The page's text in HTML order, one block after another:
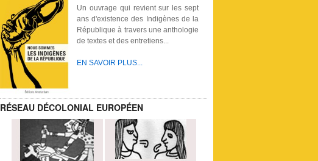
Un ouvrage qui revient sur les sept
ans d'existence des Indigènes de la
République à travers une anthologie
de textes et des entretiens...
EN SAVOIR PLUS...
RÉSEAU DÉCOLONIAL EUROPÉEN